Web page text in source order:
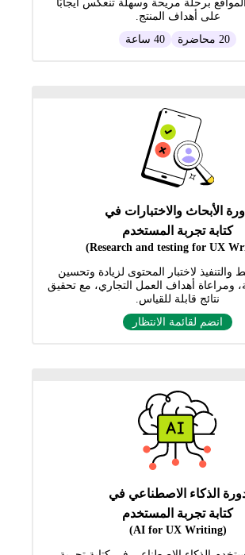
برحلة مريحة وسهلة تنعكس ايجابًا
على أهداف المنتج.
20 محاضرة
40 ساعة
الأبحاث والاختبارات في
كتابة تجربة المستخدم
والتنفيذ لاختبار المحتوى لزيادة وتحسين
ومراعاة أهداف العمل التجاري، مع تحقيق
نتائج قابلة للقياس.
انضم لقائمة الانتظار
الذكاء الاصطناعي في
كتابة تجربة المستخدم
(AI for UX Writing)